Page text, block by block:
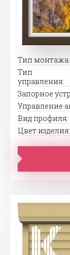
Тип монтажа:
Тип
управления:
Запорное
Управление
Вид профиля:
Цвет изделия: